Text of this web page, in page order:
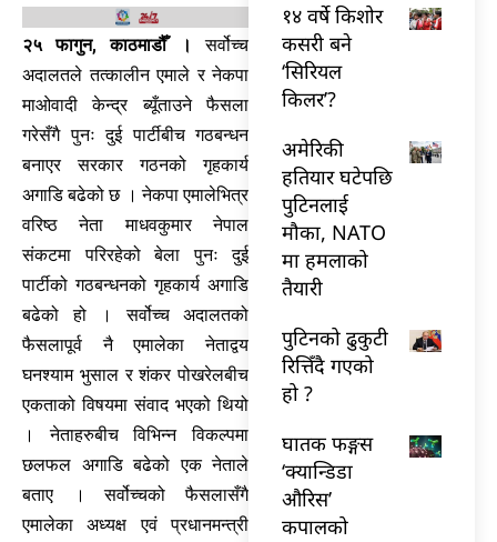
२५ फागुन, काठमाडौँ ।
सर्वोच्च
अदालतले तत्कालीन एमाले र नेकपा
माओवादी केन्द्र ब्यूँताउने फैसला
गरेसँगै पुनः दुई पार्टीबीच गठबन्धन
बनाएर सरकार गठनको गृहकार्य
अगाडि बढेको छ । नेकपा एमालेभित्र
वरिष्ठ नेता माधवकुमार नेपाल
संकटमा परिरहेको बेला पुनः दुई
पार्टीको गठबन्धनको गृहकार्य अगाडि
बढेको हो । सर्वोच्च अदालतको
फैसलापूर्व नै एमालेका नेताद्वय
घनश्याम भुसाल र शंकर पोखरेलबीच
एकताको विषयमा संवाद भएको थियो
। नेताहरुबीच विभिन्न विकल्पमा
छलफल अगाडि बढेको एक नेताले
बताए । सर्वोच्चको फैसलासँगै
एमालेका अध्यक्ष एवं प्रधानमन्त्री
१४ वर्षे किशोर
कसरी बने
‘सिरियल
किलर’?
अमेरिकी
हतियार घटेपछि
पुटिनलाई
मौका, NATO
मा हमलाको
तैयारी
पुटिनको ढुकुटी
रित्तिँदै गएको
हो ?
घातक फङ्गस
‘क्यान्डिडा
औरिस’
कपालको